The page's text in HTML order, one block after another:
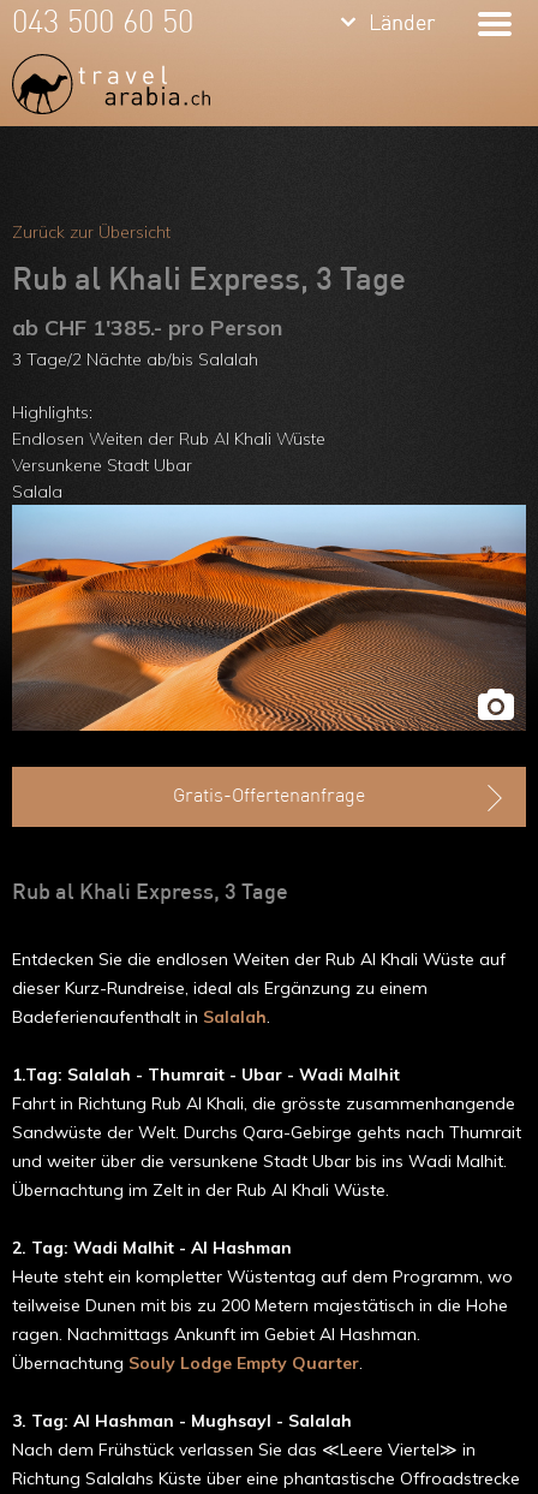
Team
Über uns
Feedbacks
Kontakt
ARVB
keyboard_arrow_down Länder
Oman
keyboard_arrow_down Länder
043 500 60 50
Zurück zur Übersicht
Rub al Khali Express, 3 Tage
ab CHF 1'385.- pro Person
3 Tage/2 Nächte ab/bis Salalah
Highlights:
Endlosen Weiten der Rub Al Khali Wüste
Versunkene Stadt Ubar
Salala
Gratis-Offertenanfrage
Rub al Khali Express, 3 Tage
Entdecken Sie die endlosen Weiten der Rub Al Khali Wüste auf
dieser Kurz-Rundreise, ideal als Ergänzung zu einem
Badeferienaufenthalt in Salalah.
1.Tag: Salalah - Thumrait - Ubar - Wadi Malhit
Fahrt in Richtung Rub Al Khali, die grösste zusammenhangende
Sandwüste der Welt. Durchs Qara-Gebirge gehts nach Thumrait
und weiter über die versunkene Stadt Ubar bis ins Wadi Malhit.
Übernachtung im Zelt in der Rub Al Khali Wüste.
2. Tag: Wadi Malhit - Al Hashman
Heute steht ein kompletter Wüstentag auf dem Programm, wo
teilweise Dunen mit bis zu 200 Metern majestätisch in die Hohe
ragen. Nachmittags Ankunft im Gebiet Al Hashman.
Übernachtung Souly Lodge Empty Quarter.
3. Tag: Al Hashman - Mughsayl - Salalah
Nach dem Frühstück verlassen Sie das ≪Leere Viertel≫ in
Richtung Salalahs Küste über eine phantastische Offroadstrecke